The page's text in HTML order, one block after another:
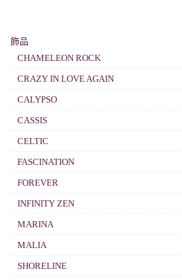
飾品
CHAMELEON ROCK
CRAZY IN LOVE AGAIN
CALYPSO
CASSIS
CELTIC
FASCINATION
FOREVER
INFINITY ZEN
MARINA
MALIA
SHORELINE